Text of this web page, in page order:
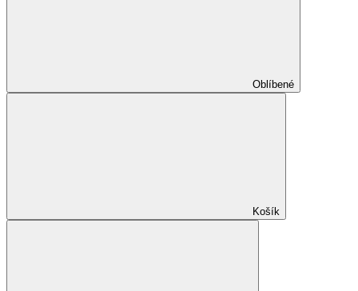
Oblíbené
Košík